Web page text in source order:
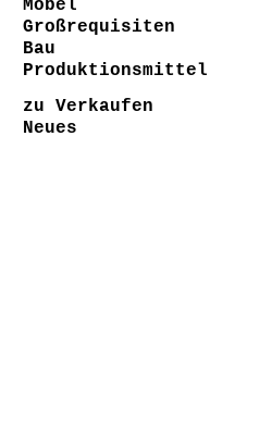
Möbel
Großrequisiten
Bau
Produktionsmittel
zu Verkaufen
Neues